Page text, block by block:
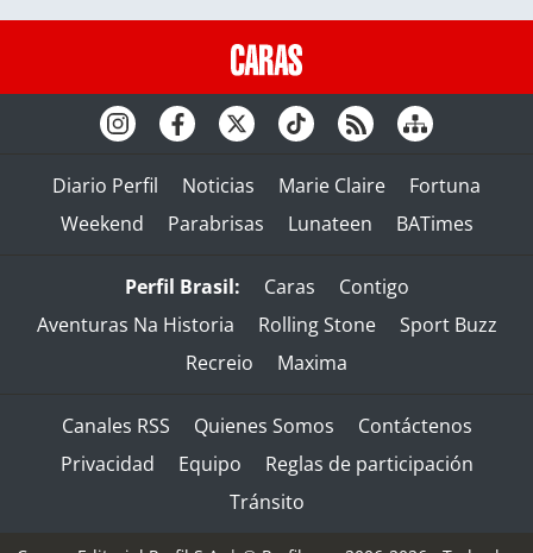
Diario Perfil Noticias Marie Claire
Fortuna
Weekend
Parabrisas Lunateen BATimes
Perfil Brasil: Caras
Contigo
Aventuras Na Historia
Rolling Stone
Sport Buzz
Recreio
Maxima
Canales RSS Quienes Somos
Contáctenos
Privacidad
Equipo
Reglas de participación
Tránsito